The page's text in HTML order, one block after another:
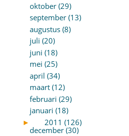
oktober (29)
september (13)
augustus (8)
juli (20)
juni (18)
mei (25)
april (34)
maart (12)
februari (29)
januari (18)
►
2011 (126)
december (30)